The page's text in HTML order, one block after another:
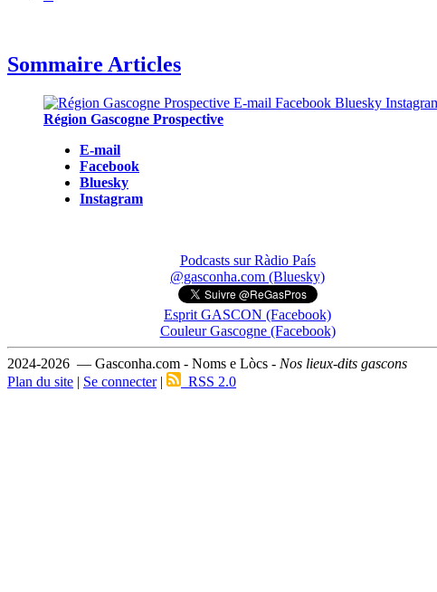
Sommaire Articles
Région Gascogne Prospective
E-mail
Facebook
Bluesky
Instagram
Podcasts sur Ràdio País
@gasconha.com (Bluesky)
Esprit GASCON (Facebook)
Couleur Gascogne (Facebook)
2024-2026 — Gasconha.com - Noms e Lòcs - Nos lieux-dits gascons
Plan du site | Se connecter| RSS 2.0